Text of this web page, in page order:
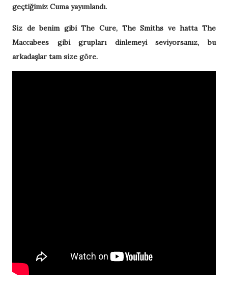
geçtiğimiz Cuma yayımlandı.
Siz de benim gibi The Cure, The Smiths ve hatta The
Maccabees gibi grupları dinlemeyiseviyorsanız, bu
arkadaşlar tam size göre.